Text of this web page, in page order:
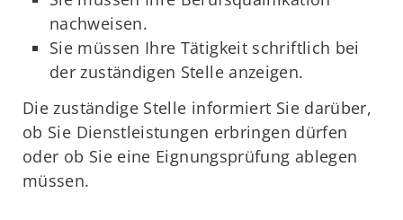
nachweisen.
Sie müssen Ihre Tätigkeit schriftlich bei
der zuständigen Stelle anzeigen.
Die zuständige Stelle informiert Sie darüber,
ob Sie Dienstleistungen erbringen dürfen
oder ob Sie eine Eignungsprüfung ablegen
müssen.